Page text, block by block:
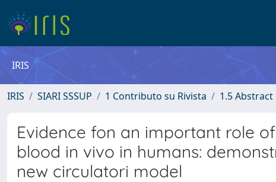
IRIS
IRIS SIARI SSSUP 1 Contributo su Rivista 1.5 Abstract
Evidence fon an important role
blood in vivo in humans:
new circulatori model